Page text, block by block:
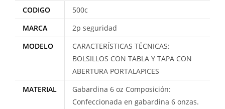
CODIGO
500c
MARCA
2p seguridad
MODELO
CARACTERÍSTICAS TÉCNICAS:
BOLSILLOS CON TABLA Y TAPA CON
ABERTURA PORTALAPICES
MATERIAL
Gabardina 6 oz Composición:
Confeccionada en gabardina 6 onzas.